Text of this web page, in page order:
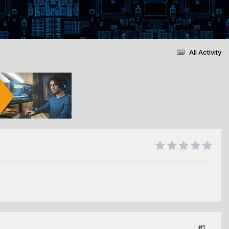
All Activity
#1